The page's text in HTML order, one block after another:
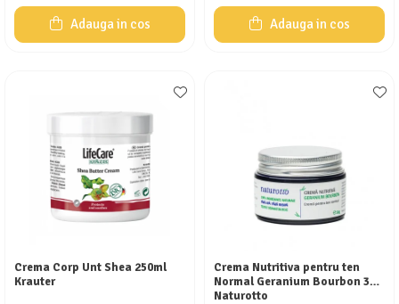
Adauga in cos Adauga in cos
Crema Corp Unt Shea 250ml
Krauter
Crema Nutritiva pentru ten
Normal Geranium Bourbon 30g
Naturotto